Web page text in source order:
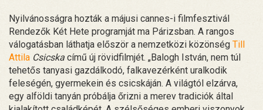
Nyilvánosságra hozták a májusi cannes-i filmfesztivál
Rendezők Két Hete programját ma Párizsban. A rangos
válogatásban láthatja először a nemzetközi közönség Till
Attila Csicska című új rövidfilmjét. „Balogh István, nem túl
tehetős tanyasi gazdálkodó, falkavezérként uralkodik
feleségén, gyermekein és csicskáján. A világtól elzárva,
egy alföldi tanyán próbálja őrizni a merev tradiciók által